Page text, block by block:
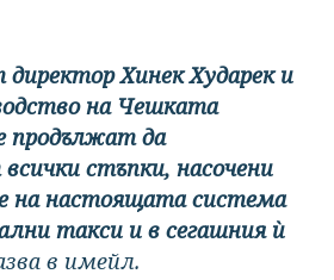
директор Хинек Хударек и
на Чешката
продължат да
стъпки, насочени
на настоящата система
такси и в сегашния ѝ
в имейл.